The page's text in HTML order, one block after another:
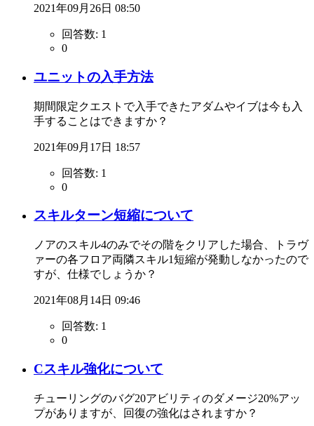
2021年09月26日 08:50
回答数: 1
0
ユニットの入手方法
期間限定クエストで入手できたアダムやイブは今も入
手することはできますか？
2021年09月17日 18:57
回答数: 1
0
スキルターン短縮について
ノアのスキル4のみでその階をクリアした場合、トラヴ
ァーの各フロア両隣スキル1短縮が発動しなかったので
すが、仕様でしょうか？
2021年08月14日 09:46
回答数: 1
0
Cスキル強化について
チューリングのバグ20アビリティのダメージ20%アッ
プがありますが、回復の強化はされますか？